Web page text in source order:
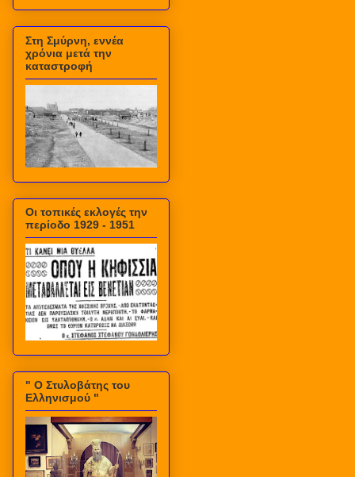
Στη Σμύρνη, εννέα
χρόνια μετά την
καταστροφή
Οι τοπικές εκλογές την
περίοδο 1929 - 1951
" Ο Στυλοβάτης του
Ελληνισμού "